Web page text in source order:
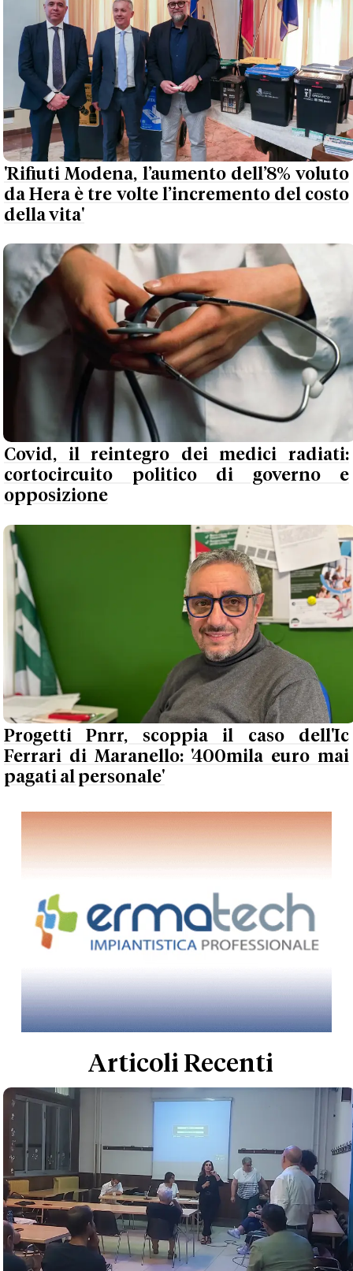
'Rifiuti Modena, l’aumento dell’8% voluto
da Hera è tre volte l’incremento del costo
della vita'
Covid, il reintegro dei medici radiati:
cortocircuito politico di governo e
opposizione
Progetti Pnrr, scoppia il caso dell'Ic
Ferrari di Maranello: '400mila euro mai
pagati al personale'
Articoli Recenti